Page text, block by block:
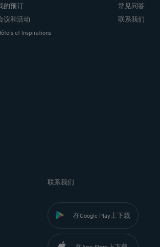
我的预订
会议和活动
Hôtels et Inspirations
常见问答
联系我们
联系我们
在Google Play上下载